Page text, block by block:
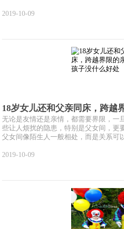
2019-10-09
18岁女儿还和父亲同床，跨越
无论是友情还是亲情，都需要界限，一
些让人烦扰的隐患，特别是父女间，更
父女间像陌生人一般相处，而是关系可
2019-10-09